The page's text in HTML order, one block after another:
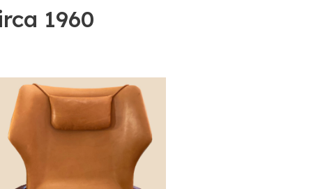
1960